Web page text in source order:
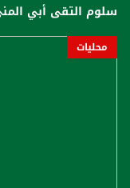
سلوم التقى أبي
محليات